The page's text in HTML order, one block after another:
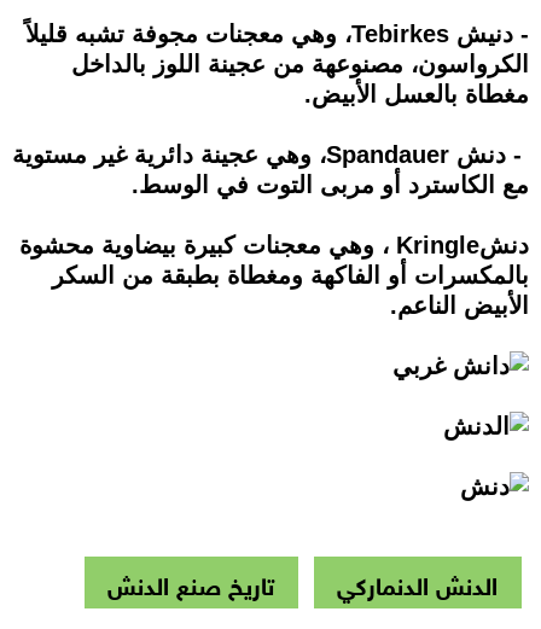
- دنيش Tebirkes، وهي معجنات مجوفة تشبه قليلاً
الكرواسون، مصنوعهة من عجينة اللوز بالداخل
مغطاة بالعسل الأبيض.
- دنش Spandauer، وهي عجينة دائرية غير مستوية
مع الكاسترد أو مربى التوت في الوسط.
دنشKringle ، وهي معجنات كبيرة بيضاوية محشوة
بالمكسرات أو الفاكهة ومغطاة بطبقة من السكر
الأبيض الناعم.
الدنش الدنماركي تاريخ صنع الدنش